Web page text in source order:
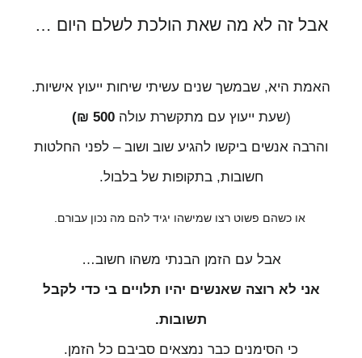
אבל זה לא מה שאת הולכת לשלם היום …
האמת היא, שבמשך שנים עשיתי שיחות ייעוץ אישיות.
(שעת ייעוץ עם מתקשרת עולה500 ₪)
והרבה אנשים ביקשו להגיע שוב ושוב – לפני החלטות
חשובות, בתקופות של בלבול.
או כשהם פשוט רצו שמישהו יגיד להם מה נכון עבורם.
אבל עם הזמן הבנתי משהו חשוב…
אני לא רוצה שאנשים יהיו תלויים בי כדי לקבל
תשובות.
כי הסימנים כבר נמצאים סביבם כל הזמן.